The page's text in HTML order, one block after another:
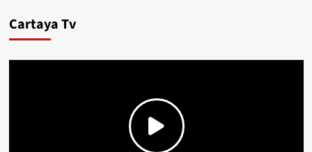
Cartaya Tv